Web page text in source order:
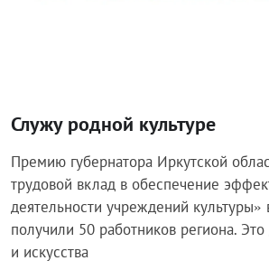
Служу родной культуре
Премию губернатора Иркутской
трудовой вклад в обеспечение
деятельности учреждений культуры»
получили 50 работников региона.
и искусства